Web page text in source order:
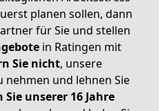
planen sollen, dann
für Sie und stellen
in Ratingen mit
Sie nicht, unsere
nehmen und lehnen Sie
unserer 16 Jahre